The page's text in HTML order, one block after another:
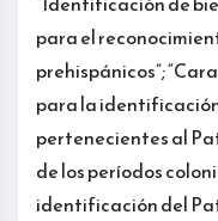
para el
prehispánicos”;
para la
pertenecientes al
de los períodos
identificación del